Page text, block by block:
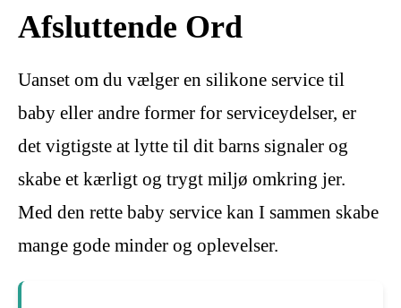
Afsluttende Ord
Uanset om du vælger en silikone service til
baby eller andre former for serviceydelser, er
det vigtigste at lytte til dit barns signaler og
skabe et kærligt og trygt miljø omkring jer.
Med den rette baby service kan I sammen skabe
mange gode minder og oplevelser.